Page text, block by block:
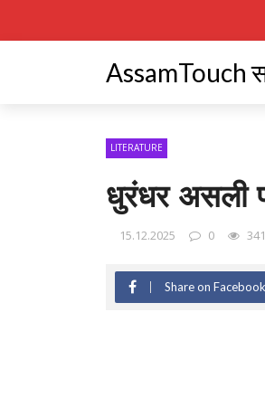
AssamTouch
LITERATURE
धुरंधर असली
15.12.2025 0 341
Share on Facebook